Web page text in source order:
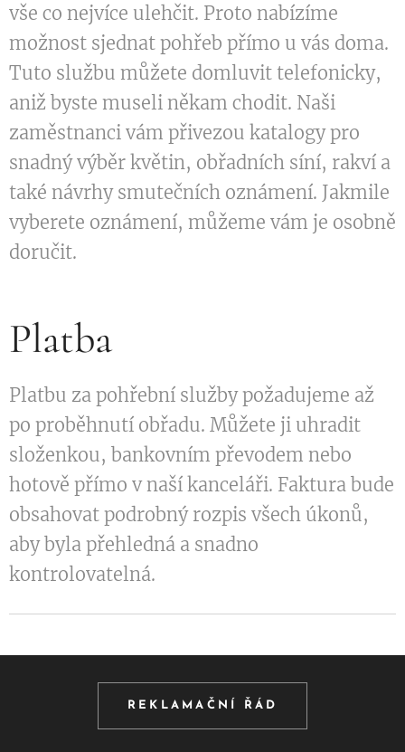
vše co nejvíce ulehčit. Proto nabízíme
možnost sjednat pohřeb přímo u vás doma.
Tuto službu můžete domluvit telefonicky,
aniž byste museli někam chodit. Naši
zaměstnanci vám přivezou katalogy pro
snadný výběr květin, obřadních síní, rakví a
také návrhy smutečních oznámení. Jakmile
vyberete oznámení, můžeme vám je osobně
doručit.
Platba
Platbu za pohřební služby požadujeme až
po proběhnutí obřadu. Můžete ji uhradit
složenkou, bankovním převodem nebo
hotově přímo v naší kanceláři. Faktura bude
obsahovat podrobný rozpis všech úkonů,
aby byla přehledná a snadno
kontrolovatelná.
REKLAMAČNÍ ŘÁD